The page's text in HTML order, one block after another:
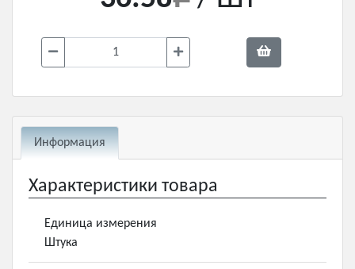
Информация
Характеристики товара
Единица измерения
Штука